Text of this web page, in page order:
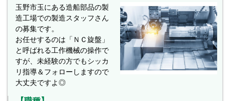
玉野市玉にある造船部品の製
造工場での製造スタッフさん
の募集です。
お任せするのは「ＮＣ旋盤」
と呼ばれる工作機械の操作で
すが、未経験の方でもシッカ
リ指導＆フォローしますので
大丈夫ですよ◎